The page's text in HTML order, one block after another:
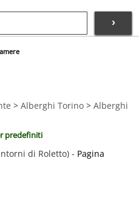
›
> Alberghi Torino > Alberghi
predefiniti
di Roletto) - Pagina